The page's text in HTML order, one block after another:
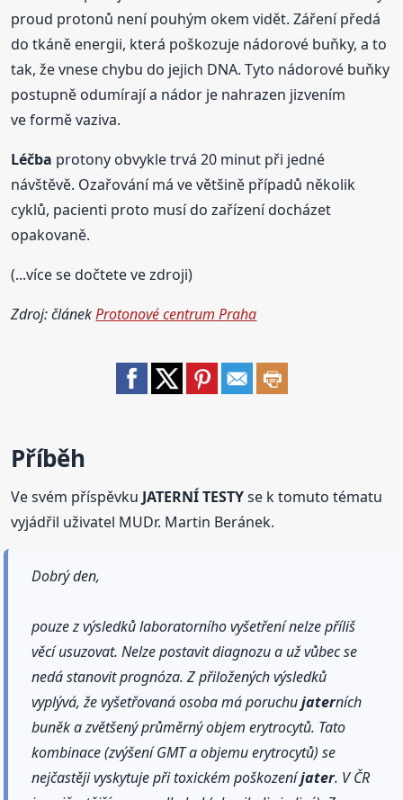
proud protonů není pouhým okem vidět. Záření předá
do tkáně energii, která poškozuje nádorové buňky, a to
tak, že vnese chybu do jejich DNA. Tyto nádorové buňky
postupně odumírají a nádor je nahrazen jizvením
ve formě vaziva.
Léčba protony obvykle trvá 20 minut při jedné
návštěvě. Ozařování má ve většině případů několik
cyklů, pacienti proto musí do zařízení docházet
opakovaně.
(...více se dočtete ve zdroji)
Zdroj: článekProtonové centrum Praha
Příběh
Ve svém příspěvku JATERNÍ TESTYse k tomuto tématu
vyjádřil uživatel MUDr. Martin Beránek.
Dobrý den,
pouze z výsledků laboratorního vyšetření nelze příliš
věcí usuzovat. Nelze postavit diagnozu a už vůbec se
nedá stanovit prognóza. Z přiložených výsledků
vyplývá, že vyšetřovaná osoba má poruchujaterních
buněk a zvětšený průměrný objem erytrocytů. Tato
kombinace (zvýšení GMT a objemu erytrocytů) se
nejčastěji vyskytuje při toxickém poškozeníjater. V ČR